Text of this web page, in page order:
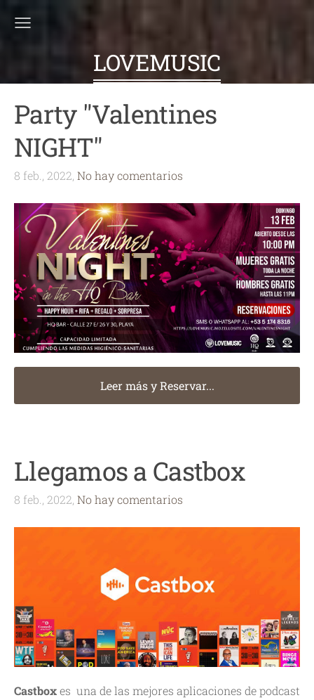
LOVEMUSIC
Party "Valentines
NIGHT"
8 feb., 2022, No hay comentarios
Leer más y Reservar...
Llegamos a Castbox
8 feb., 2022, No hay comentarios
Castboxes una de las mejores aplicaciones de podcast